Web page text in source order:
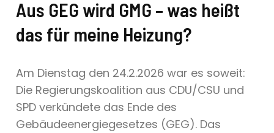
Aus GEG wird GMG – was heißt
das für meine Heizung?
Am Dienstag den 24.2.2026 war es soweit:
Die Regierungskoalition aus CDU/CSU und
SPD verkündete das Ende des
Gebäudeenergiegesetzes (GEG). Das